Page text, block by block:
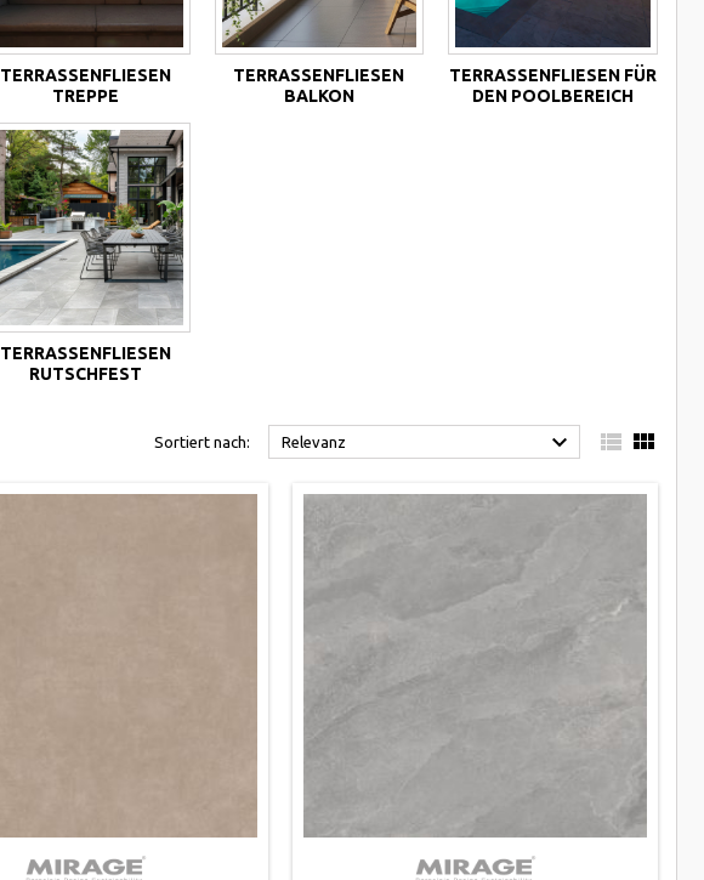
TERRASSENFLIESEN
TREPPE
TERRASSENFLIESEN
BALKON
TERRASSENFLIESEN FÜR
DEN POOLBEREICH
TERRASSENFLIESEN
RUTSCHFEST
Sortiert nach: Relevanz   